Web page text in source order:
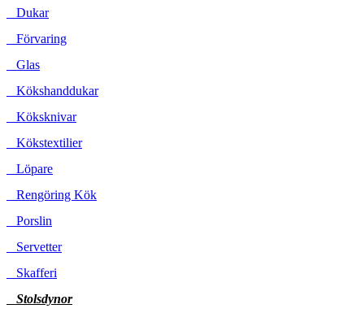
Dukar
Förvaring
Glas
Kökshanddukar
Köksknivar
Kökstextilier
Löpare
Rengöring Kök
Porslin
Servetter
Skafferi
Stolsdynor